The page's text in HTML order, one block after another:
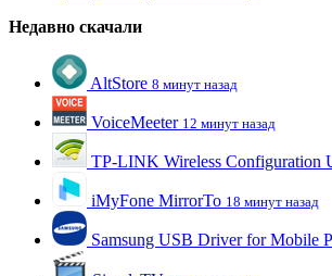
Недавно скачали
AltStore 8 минут назад
VoiceMeeter 12 минут назад
TP-LINK Wireless Configuration
iMyFone MirrorTo 18 минут назад
Samsung USB Driver for Mobile